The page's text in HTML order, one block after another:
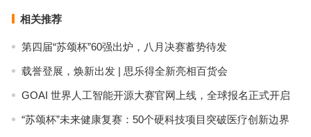
相关推荐
第四届“苏颂杯”60强出炉，八月决赛蓄势待发
载誉登展，焕新出发 | 思乐得全新亮相百货会
GOAI 世界人工智能开源大赛官网上线，全球报名正式开启
“苏颂杯”未来健康复赛：50个硬科技项目突破医疗创新边界